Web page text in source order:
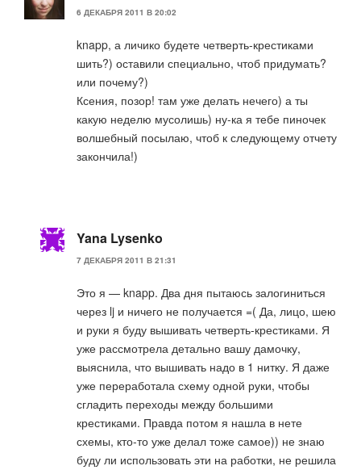
6 ДЕКАБРЯ 2011 В 20:02
knapp, а личико будете четверть-крестиками
шить?) оставили специально, чтоб придумать?
или почему?)
Ксения, позор! там уже делать нечего) а ты
какую неделю мусолишь) ну-ка я тебе пиночек
волшебный посылаю, чтоб к следующему отчету
закончила!)
Yana Lysenko
7 ДЕКАБРЯ 2011 В 21:31
Это я — knapp. Два дня пытаюсь залогиниться
через lj и ничего не получается =( Да, лицо, шею
и руки я буду вышивать четверть-крестиками. Я
уже рассмотрела детально вашу дамочку,
выяснила, что вышивать надо в 1 нитку. Я даже
уже переработала схему одной руки, чтобы
сгладить переходы между большими
крестиками. Правда потом я нашла в нете
схемы, кто-то уже делал тоже самое)) не знаю
буду ли использовать эти на работки, не решила